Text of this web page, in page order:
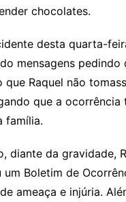
chocolates.
desta quarta-
mensagens pedindo
que Raquel não
que a ocorrência
família.
diante da gravidade,
Boletim de
ameaça e injúria.